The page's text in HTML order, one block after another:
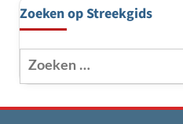
Zoeken op Streekgids
Zoeken
naar: